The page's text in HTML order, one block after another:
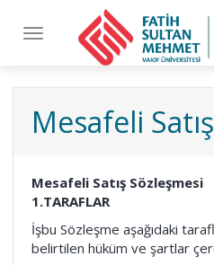
Toggle
navigation
Mesafeli
Mesafeli Satış Sözleşmesi
1.TARAFLAR
İşbu Sözleşme aşağıdaki
belirtilen hüküm ve şartlar